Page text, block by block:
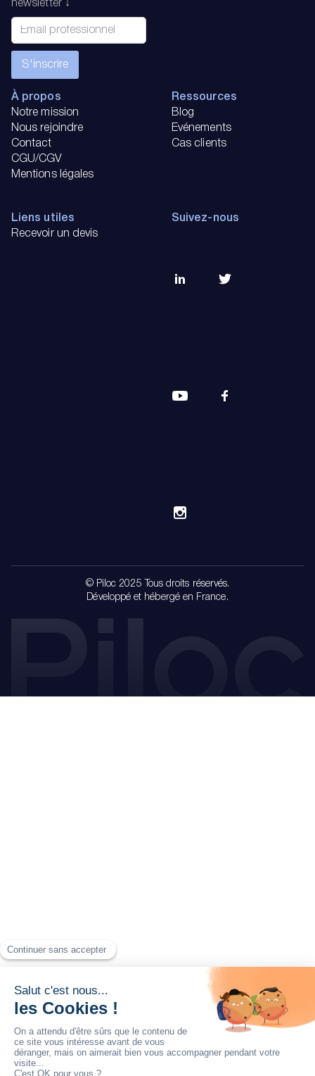
newsletter ↓
À propos
Notre mission
Nous rejoindre
Contact
CGU/CGV
Mentions légales
Ressources
Blog
Evénements
Cas clients
Liens utiles
Recevoir un devis
Suivez-nous
© Piloc 2025 Tous droits réservés.
Développé et hébergé en France.